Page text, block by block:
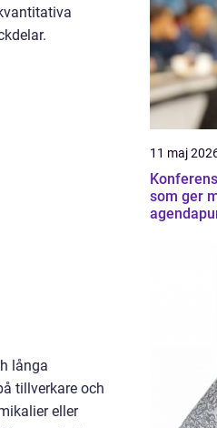
långa
tillverkare och
eller
11 maj
Konferens
som ger